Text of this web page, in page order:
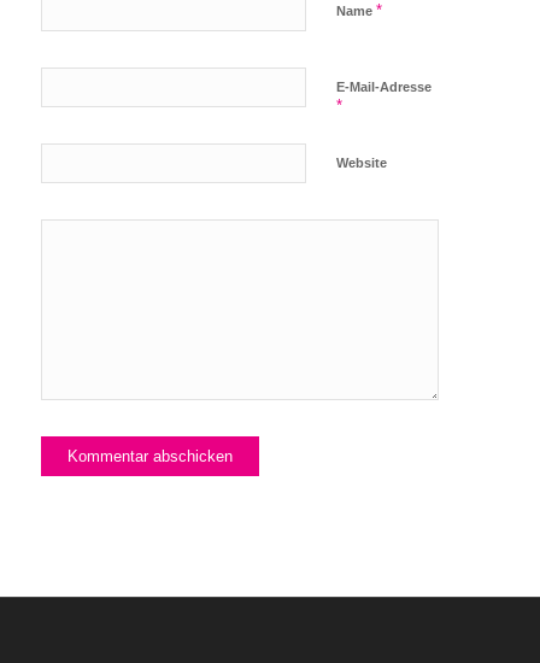
Name *
E-Mail-Adresse
*
Website